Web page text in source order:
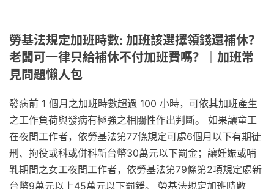
勞基法規定加班時數: 加班該選擇領錢還補休？
老闆可一律只給補休不付加班費嗎？｜加班常
見問題懶人包
發病前 1 個月之加班時數超過 100 小時，可依其加班產生
之工作負荷與發病有極強之相關性作出判斷。 如果讓童工
在夜間工作者，依勞基法第77條規定可處6個月以下有期徒
刑、拘役或科或併科新台幣30萬元以下罰金；讓妊娠或哺
乳期間之女工夜間工作者，依勞基法第79條第2項規定處新
台幣9萬元以上45萬元以下罰鍰。 勞基法規定加班時數